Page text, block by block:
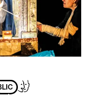
Adapté
aux
Handicap
mental